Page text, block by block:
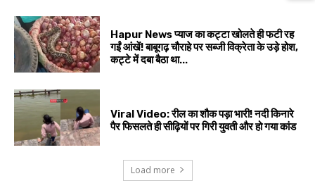
Hapur News प्याज का कट्टा खोलते ही फटी रह
गईं आंखें! बाबूगढ़ चौराहे पर सब्जी विक्रेता के उड़े होश,
कट्टे में दबा बैठा था...
Viral Video: रील का शौक पड़ा भारी! नदी किनारे
पैर फिसलते ही सीढ़ियों पर गिरी युवती और हो गया कांड
Load more